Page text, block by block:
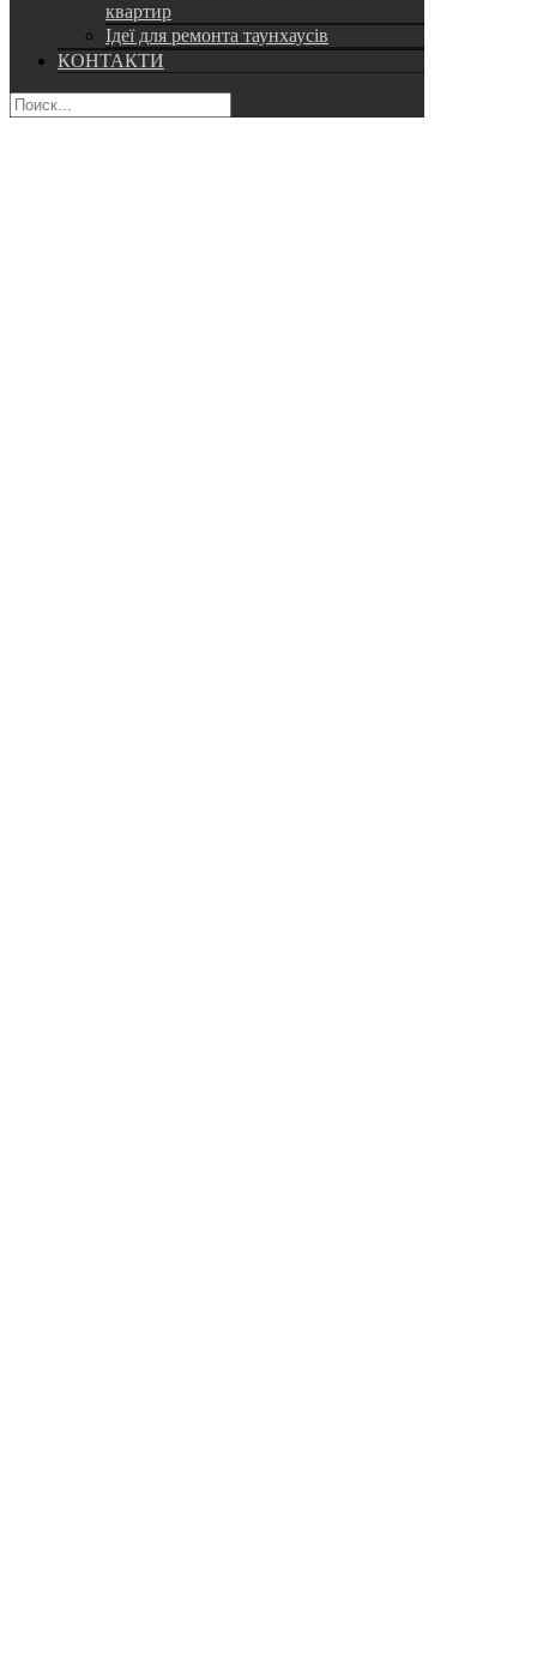
квартир
Ідеї для ремонта таунхаусів
КОНТАКТИ